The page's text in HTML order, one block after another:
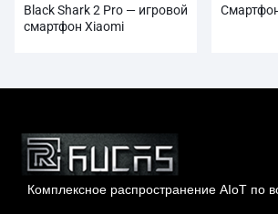
Black Shark 2 Pro — игровой
смартфон Xiaomi
Комплексное распространение AIoT по